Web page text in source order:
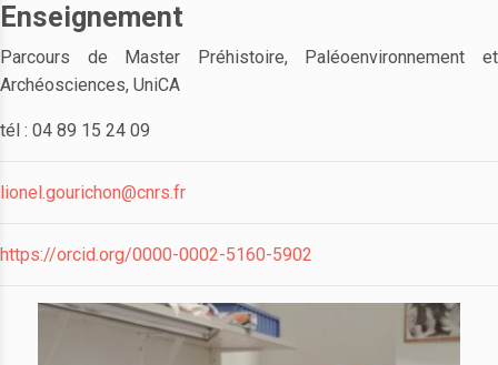
Enseignement
Parcours de Master Préhistoire, Paléoenvironnement et
Archéosciences, UniCA
tél : 04 89 15 24 09
lionel.gourichon@cnrs.fr
https://orcid.org/0000-0002-5160-5902